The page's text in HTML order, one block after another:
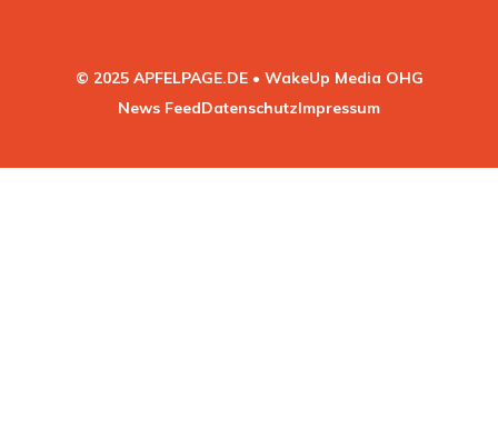
© 2025 APFELPAGE.DE • WakeUp Media OHG
News FeedDatenschutzImpressum